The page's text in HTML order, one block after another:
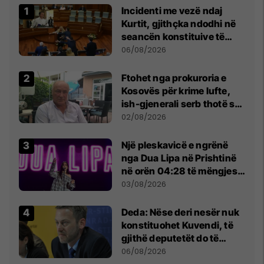
Incidenti me vezë ndaj
Kurtit, gjithçka ndodhi në
seancën konstituive të
Kuvendit
06/08/2026
Ftohet nga prokuroria e
Kosovës për krime lufte,
ish-gjenerali serb thotë se
dikush e tradhtoi në
02/08/2026
Një pleskavicë e ngrënë
nga Dua Lipa në Prishtinë
në orën 04:28 të mëngjesit
- dhe bota digjitale serbe
03/08/2026
Deda: Nëse deri nesër nuk
konstituohet Kuvendi, të
gjithë deputetët do të
bëjnë shkelje të rëndë
06/08/2026